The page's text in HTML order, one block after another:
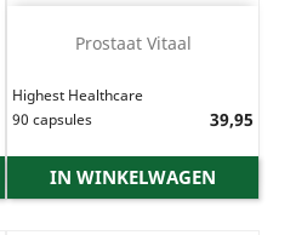
Prostaat Vitaal
Highest Healthcare
90 capsules
39,95
IN WINKELWAGEN